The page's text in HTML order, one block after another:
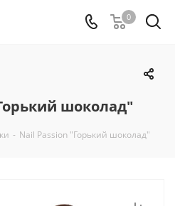
0
шоколад"
- Nail Passion "Горький шоколад"